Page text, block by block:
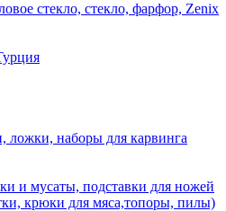
стекло, стекло, фарфор, Zenix
наборы для карвинга
и мусаты, подставки для ножей
крюки для мяса,топоры, пилы)